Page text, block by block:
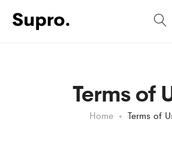
Terms of
Home Terms of